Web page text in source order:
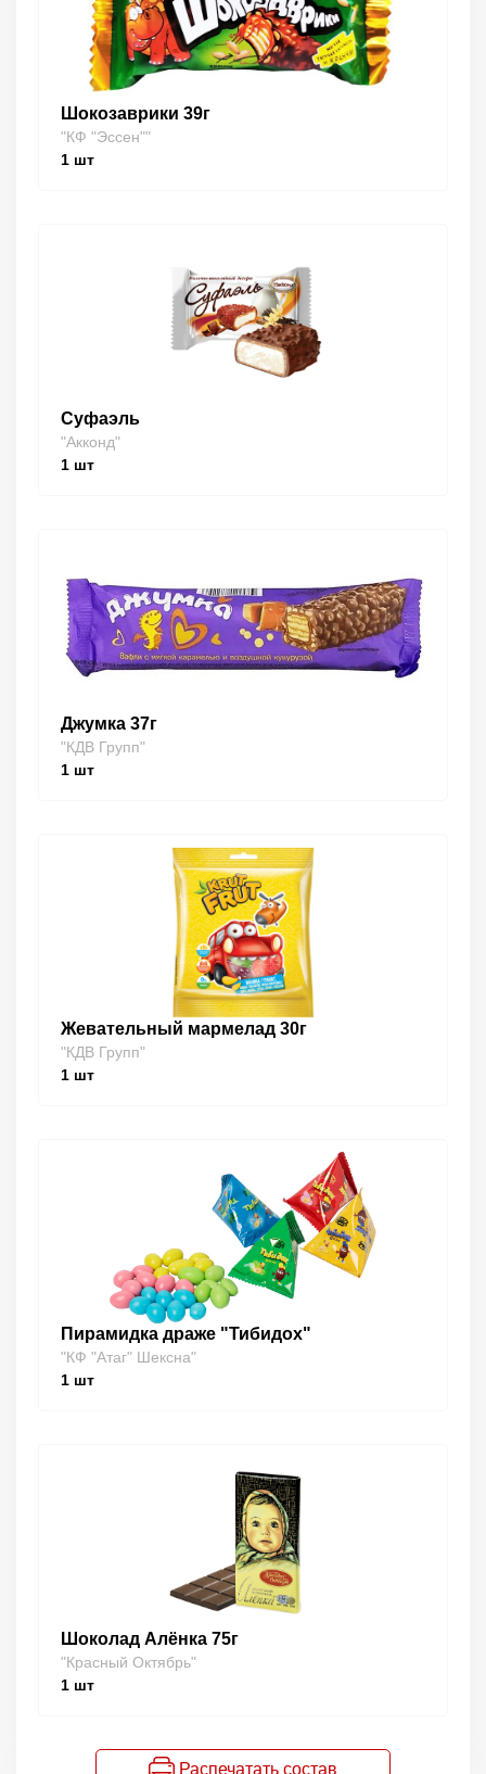
Шокозаврики 39г
"КФ "Эссен""
1 шт
Суфаэль
"Акконд"
1 шт
Джумка 37г
"КДВ Групп"
1 шт
Жевательный мармелад 30г
"КДВ Групп"
1 шт
Пирамидка драже "Тибидох"
"КФ "Атаг" Шексна"
1 шт
Шоколад Алёнка 75г
"Красный Октябрь"
1 шт
Распечатать состав